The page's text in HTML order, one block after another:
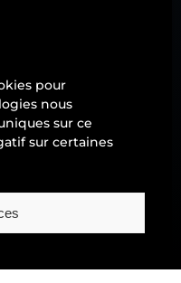
pour
nous
sur ce
sur certaines
industrielles.